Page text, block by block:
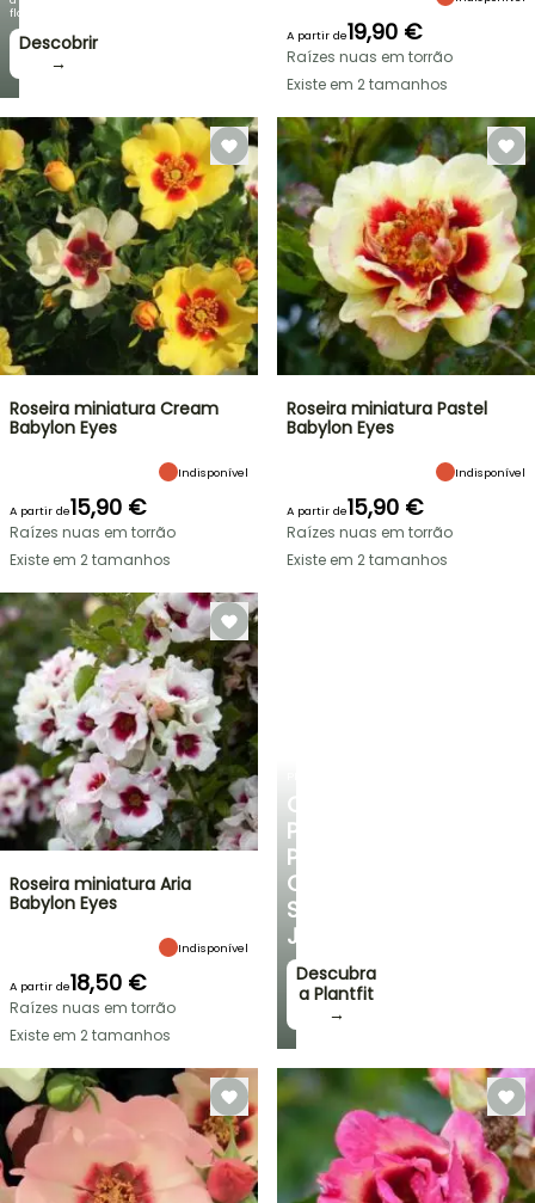
floração!
Descobrir
→
CONSELHOS
PERSONALIZADOS
PARA
O
SEU
JARDIM
Descubra
a Plantfit
→
A partir de19,90 €
Raízes nuas em torrão
Existe em 2 tamanhos
Roseira miniatura Cream
Babylon Eyes
Indisponível
A partir de15,90 €
Raízes nuas em torrão
Existe em 2 tamanhos
Roseira miniatura Pastel
Babylon Eyes
Indisponível
A partir de15,90 €
Raízes nuas em torrão
Existe em 2 tamanhos
Roseira miniatura Aria
Babylon Eyes
Indisponível
A partir de18,50 €
Raízes nuas em torrão
Existe em 2 tamanhos